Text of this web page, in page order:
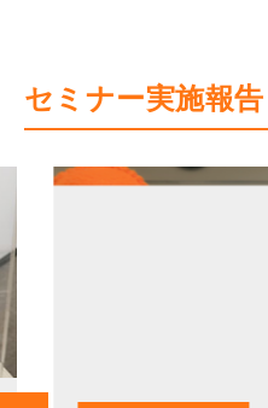
セミナー実施報告